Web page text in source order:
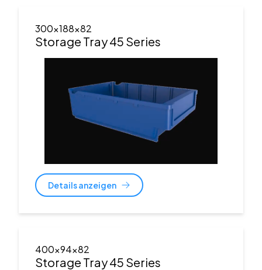
300x188x82
Storage Tray 45 Series
Details anzeigen
400x94x82
Storage Tray 45 Series